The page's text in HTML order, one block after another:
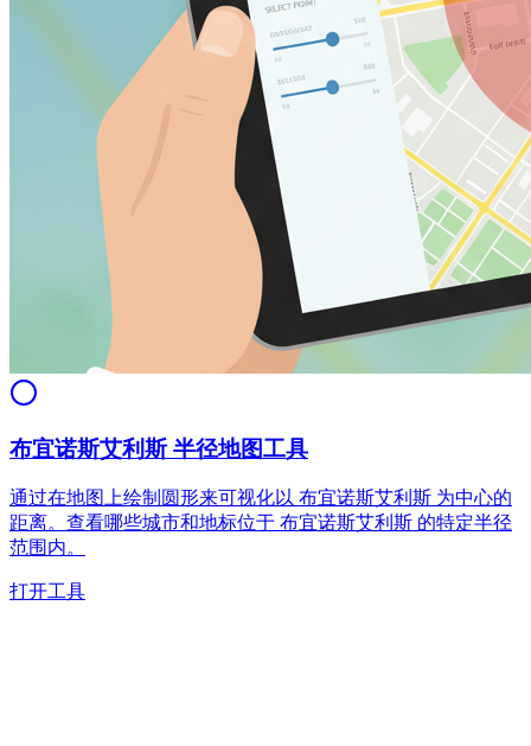
布宜诺斯艾利斯 半径地图工具
通过在地图上绘制圆形来可视化以 布宜诺斯艾利斯 为中心的
距离。查看哪些城市和地标位于 布宜诺斯艾利斯 的特定半径
范围内。
打开工具